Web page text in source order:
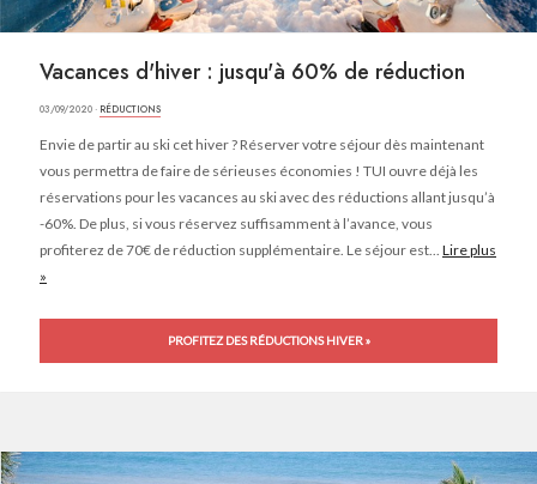
Vacances d'hiver : jusqu'à 60% de réduction
03/09/2020 · RÉDUCTIONS
Envie de partir au ski cet hiver ? Réserver votre séjour dès maintenant
vous permettra de faire de sérieuses économies ! TUI ouvre déjà les
réservations pour les vacances au ski avec des réductions allant jusqu’à
-60%. De plus, si vous réservez suffisamment à l’avance, vous
profiterez de 70€ de réduction supplémentaire. Le séjour est... Lire plus
»
PROFITEZ DES RÉDUCTIONS HIVER »